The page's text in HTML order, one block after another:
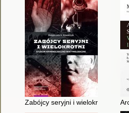
Zabójcy seryjni i wielokrotni :